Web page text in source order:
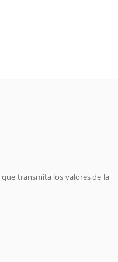
transmita los valores de la